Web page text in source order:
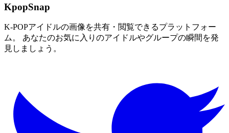
KpopSnap
K-POPアイドルの画像を共有・閲覧できるプラットフォー
ム。 あなたのお気に入りのアイドルやグループの瞬間を発
見しましょう。